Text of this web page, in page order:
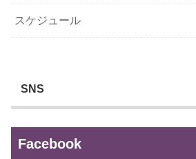
スケジュール
SNS
Facebook